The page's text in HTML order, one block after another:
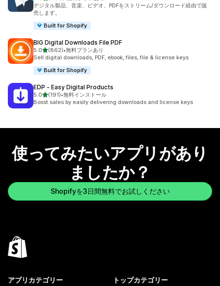
デジタル製品、音楽、ビデオ、PDFをストリーム/ダウンロード経由で販
売します。
Built for Shopify
BIG Digital Downloads File PDF
5.05つ星中
(862)
合計レビュー数：862件
•無料プランあり
Sell digital downloads, PDF, ebook, files, file & license keys
Built for Shopify
EDP ‑ Easy Digital Products
5.05つ星中
(191)
合計レビュー数：191件
•無料インストール
Boost sales by easily delivering downloads and license keys
使ってみたいアプリがあり
ましたか？
Shopifyを3日間無料でお試しください
アプリカテゴリー トップカテゴリー